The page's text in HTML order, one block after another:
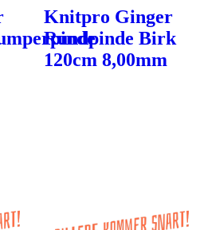
Knitpro Ginger
Rundpinde Birk
120cm 8,00mm